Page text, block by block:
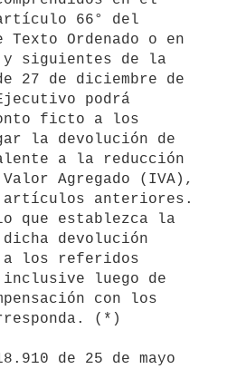
66° del
Ordenado o en
siguientes de la
27 de diciembre de
podrá
ficto a los
la devolución de
a la reducción
Agregado (IVA),
anteriores.
que establezca la
devolución
a los referidos
luego de
con los
(*)